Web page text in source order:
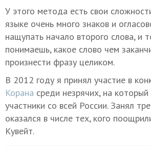
У этого метода есть свои
языке очень много знаков и
нащупать начало второго слова, и
понимаешь, какое слово чем
произнести фразу целиком.
В 2012 году я принял участие в
Корана среди незрячих, на который
участники со всей России. Занял
оказался в числе тех, кого
Кувейт.